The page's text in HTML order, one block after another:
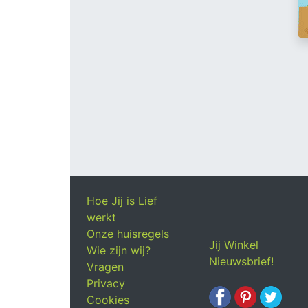
Hoe Jij is Lief
werkt
Onze huisregels
Wie zijn wij?
Vragen
Privacy
Cookies
Jij Winkel
Nieuwsbrief!